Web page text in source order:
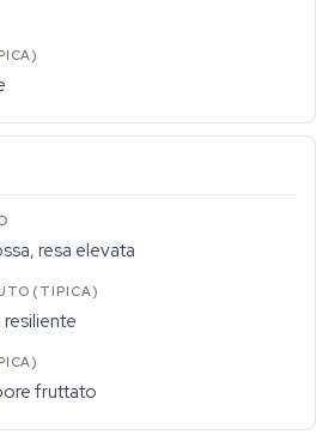
resa elevata
fruttato